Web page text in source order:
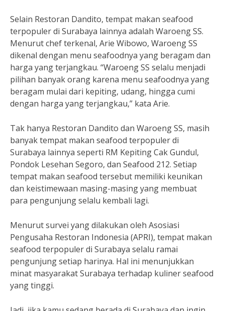
Selain Restoran Dandito, tempat makan seafood
terpopuler di Surabaya lainnya adalah Waroeng SS.
Menurut chef terkenal, Arie Wibowo, Waroeng SS
dikenal dengan menu seafoodnya yang beragam dan
harga yang terjangkau. “Waroeng SS selalu menjadi
pilihan banyak orang karena menu seafoodnya yang
beragam mulai dari kepiting, udang, hingga cumi
dengan harga yang terjangkau,” kata Arie.
Tak hanya Restoran Dandito dan Waroeng SS, masih
banyak tempat makan seafood terpopuler di
Surabaya lainnya seperti RM Kepiting Cak Gundul,
Pondok Lesehan Segoro, dan Seafood 212. Setiap
tempat makan seafood tersebut memiliki keunikan
dan keistimewaan masing-masing yang membuat
para pengunjung selalu kembali lagi.
Menurut survei yang dilakukan oleh Asosiasi
Pengusaha Restoran Indonesia (APRI), tempat makan
seafood terpopuler di Surabaya selalu ramai
pengunjung setiap harinya. Hal ini menunjukkan
minat masyarakat Surabaya terhadap kuliner seafood
yang tinggi.